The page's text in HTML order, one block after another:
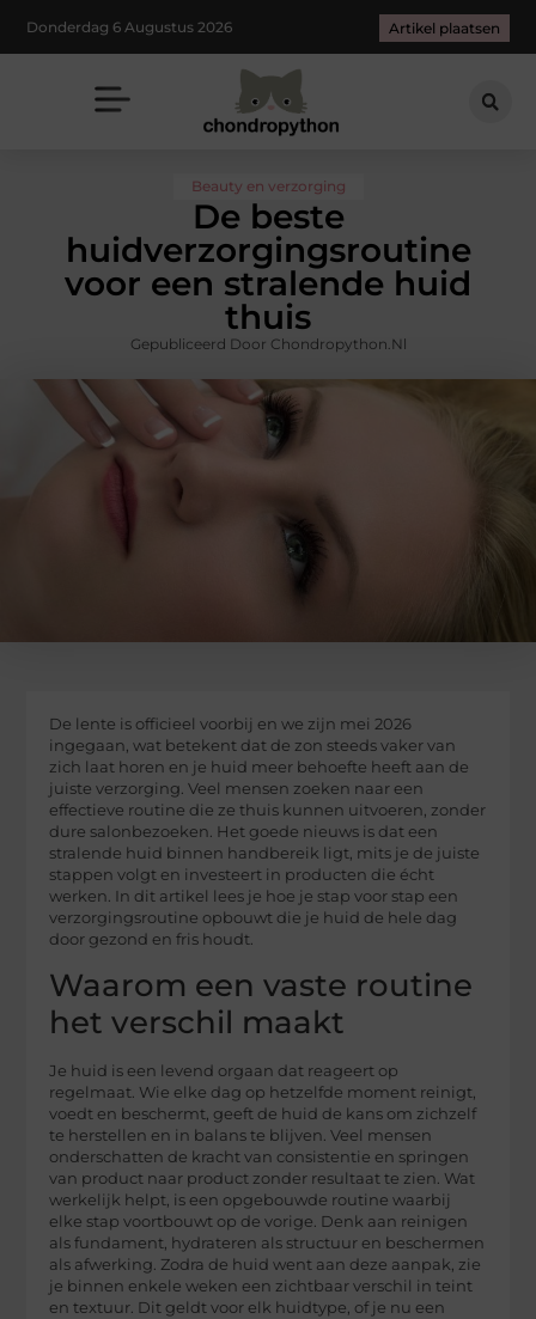
Donderdag 6 Augustus 2026 Artikel plaatsen
Beauty en verzorging
De beste
huidverzorgingsroutine
voor een stralende huid
thuis
Gepubliceerd Door Chondropython.nl
De lente is officieel voorbij en we zijn mei 2026
ingegaan, wat betekent dat de zon steeds vaker van
zich laat horen en je huid meer behoefte heeft aan de
juiste verzorging. Veel mensen zoeken naar een
effectieve routine die ze thuis kunnen uitvoeren, zonder
dure salonbezoeken. Het goede nieuws is dat een
stralende huid binnen handbereik ligt, mits je de juiste
stappen volgt en investeert in producten die écht
werken. In dit artikel lees je hoe je stap voor stap een
verzorgingsroutine opbouwt die je huid de hele dag
door gezond en fris houdt.
Waarom een vaste routine
het verschil maakt
Je huid is een levend orgaan dat reageert op
regelmaat. Wie elke dag op hetzelfde moment reinigt,
voedt en beschermt, geeft de huid de kans om zichzelf
te herstellen en in balans te blijven. Veel mensen
onderschatten de kracht van consistentie en springen
van product naar product zonder resultaat te zien. Wat
werkelijk helpt, is een opgebouwde routine waarbij
elke stap voortbouwt op de vorige. Denk aan reinigen
als fundament, hydrateren als structuur en beschermen
als afwerking. Zodra de huid went aan deze aanpak, zie
je binnen enkele weken een zichtbaar verschil in teint
en textuur. Dit geldt voor elk huidtype, of je nu een